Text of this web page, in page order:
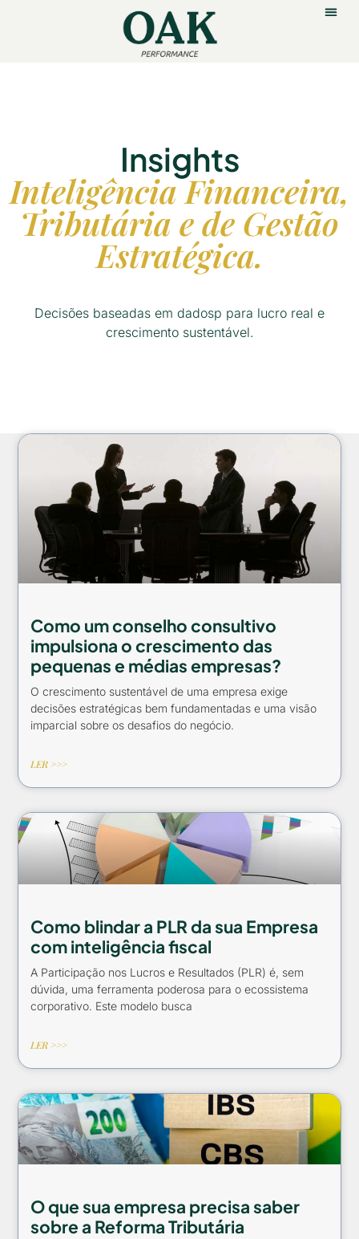
Insights
Inteligência Financeira,
Tributária e de Gestão
Estratégica.
Decisões baseadas em dadosp para lucro real e
crescimento sustentável.
Como um conselho consultivo
impulsiona o crescimento das
pequenas e médias empresas?
O crescimento sustentável de uma empresa exige
decisões estratégicas bem fundamentadas e uma visão
imparcial sobre os desafios do negócio.
LER >>>
Como blindar a PLR da sua Empresa
com inteligência fiscal
A Participação nos Lucros e Resultados (PLR) é, sem
dúvida, uma ferramenta poderosa para o ecossistema
corporativo. Este modelo busca
LER >>>
O que sua empresa precisa saber
sobre a Reforma Tributária